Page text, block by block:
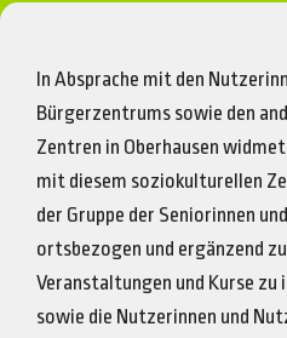
In Absprache mit den
Bürgerzentrums sowie den
Zentren in Oberhausen
mit diesem soziokulturellen
der Gruppe der Seniorinnen
ortsbezogen und ergänzend
Veranstaltungen und Kurse
sowie die Nutzerinnen und